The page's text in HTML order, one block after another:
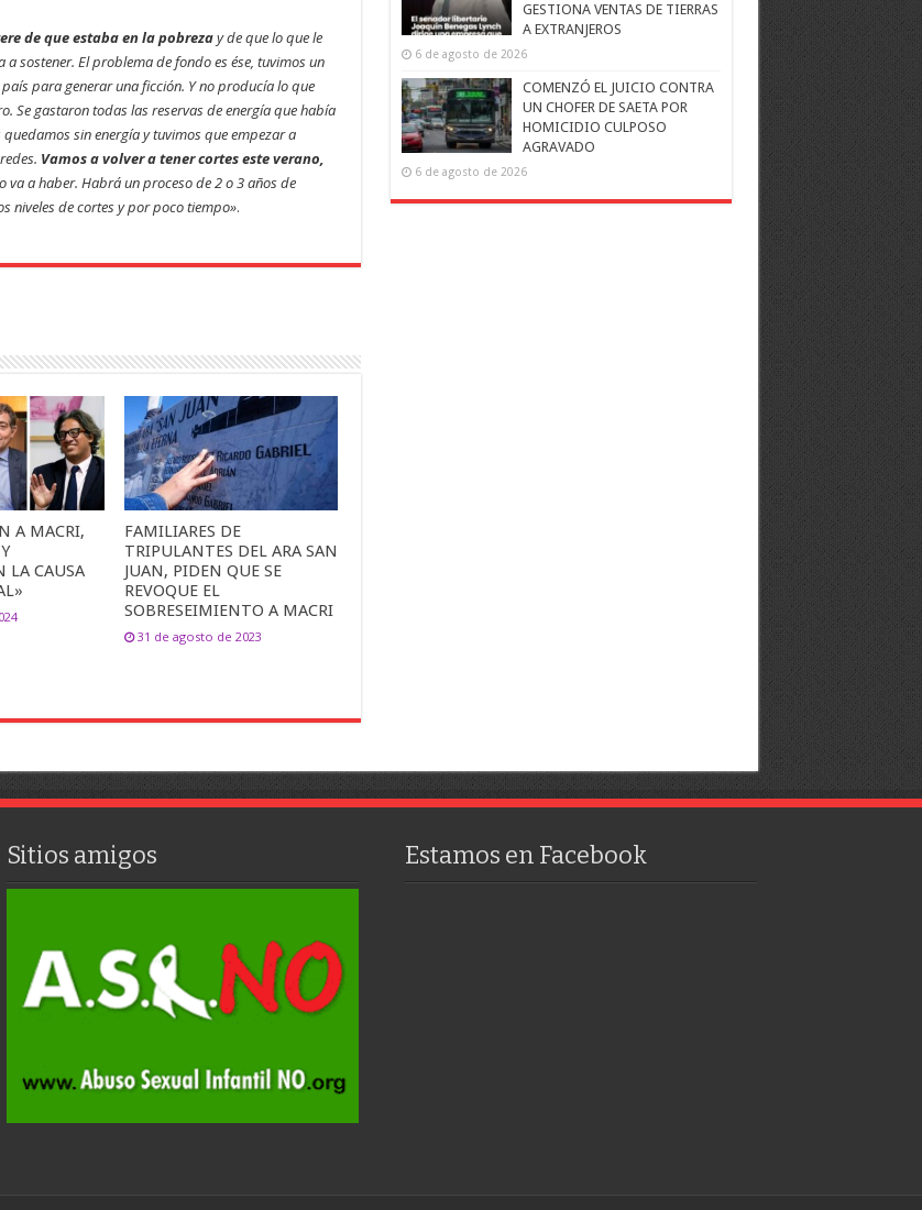
de que estaba en la pobrezay de que lo que le
sostener. El problema de fondo es ése, tuvimos un
para generar una ficción. Y no producía lo que
Se gastaron todas las reservas de energía que había
sin energía y tuvimos que empezar a
Vamos a volver a tener cortes este verano,
a haber. Habrá un proceso de 2 o 3 años de
niveles de cortes y por poco tiempo».
A MACRI,
LA CAUSA
FAMILIARES DE
TRIPULANTES DEL ARA SAN
JUAN, PIDEN QUE SE
REVOQUE EL
SOBRESEIMIENTO A MACRI
31 de agosto de 2023
GESTIONA VENTAS DE TIERRAS
A EXTRANJEROS
6 de agosto de 2026
COMENZÓ EL JUICIO CONTRA
UN CHOFER DE SAETA POR
HOMICIDIO CULPOSO
AGRAVADO
6 de agosto de 2026
Sitios amigos Estamos en Facebook